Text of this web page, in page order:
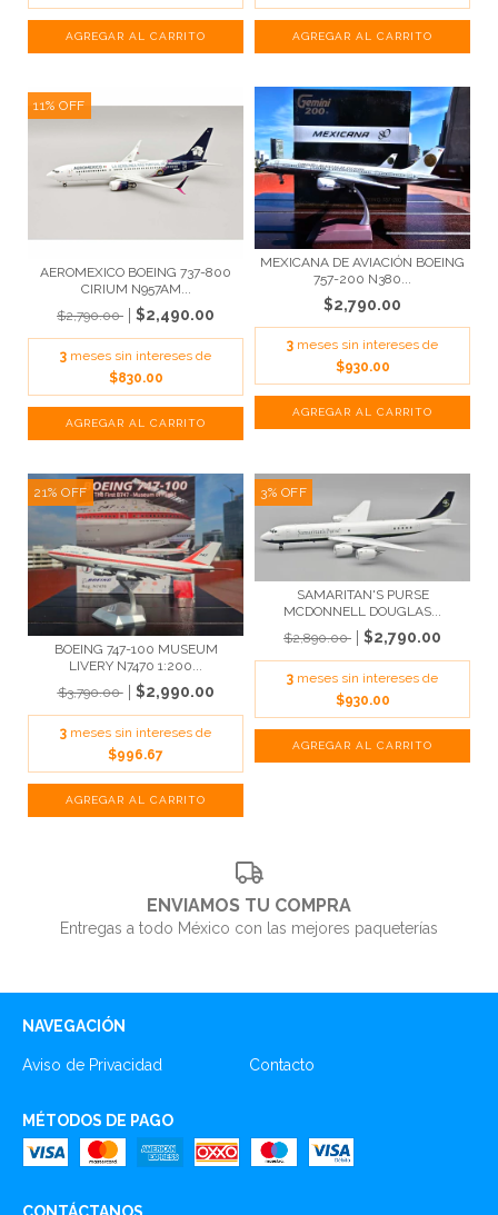
11% OFF
AEROMEXICO BOEING 737-800
CIRIUM N957AM...
$2,790.00
$2,490.00
3 meses sin intereses de
$830.00
MEXICANA DE AVIACIÓN BOEING
757-200 N380...
$2,790.00
3 meses sin intereses de
$930.00
21% OFF
BOEING 747-100 MUSEUM
LIVERY N7470 1:200...
$3,790.00
$2,990.00
3 meses sin intereses de
$996.67
3% OFF
SAMARITAN'S PURSE
MCDONNELL DOUGLAS...
$2,890.00
$2,790.00
3 meses sin intereses de
$930.00
ENVIAMOS TU COMPRA
Entregas a todo México con las mejores paqueterías
NAVEGACIÓN
Aviso de Privacidad Contacto
MÉTODOS DE PAGO